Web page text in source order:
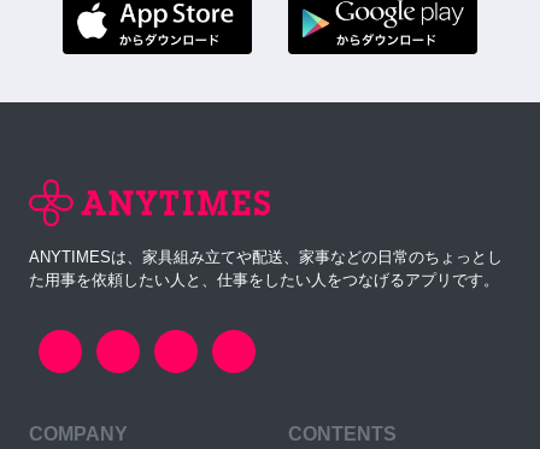
ANYTIMESは、家具組み立てや配送、家事などの日常のちょっとし
た用事を依頼したい人と、仕事をしたい人をつなげるアプリです。
COMPANY CONTENTS